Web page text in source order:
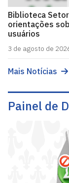
Biblioteca
orientações
usuários
3 de agosto de
Mais Notícias
Painel de